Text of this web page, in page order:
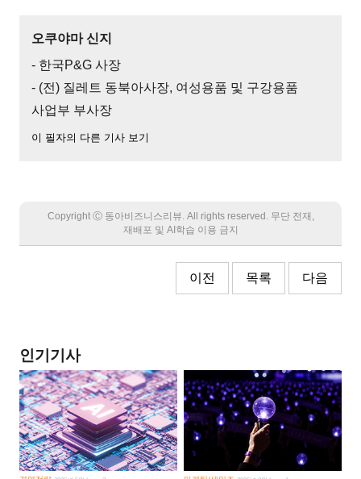
오쿠야마 신지
- 한국P&G 사장
- (전) 질레트 동북아사장, 여성용품 및 구강용품
사업부 부사장
이 필자의 다른 기사 보기
Copyright Ⓒ 동아비즈니스리뷰. All rights reserved. 무단 전재,
재배포 및 AI학습 이용 금지
이전 목록 다음
인기기사